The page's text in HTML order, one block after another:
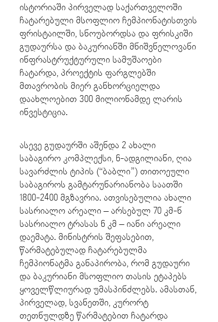
ისტორიაში პირველად საქართველოში
ჩატარებული მსოფლიო ჩემპიონატისთვის
ფრისტაილში, სნოუბორდსა და ფრისკიში
გუდაურსა და ბაკურიანში მნიშვნელოვანი
ინფრასტრუქტურული სამუშაოები
ჩატარდა, პროექტის ფარგლებში
მთავრობის მიერ განხორციელდა
დაახლოებით 300 მილიონამდე ლარის
ინვესტიცია.
ასევე გუდაურში აშენდა 2 ახალი
საბაგირო კომპლექსი, 6-ადგილიანი, ღია
სავარძლის ტიპის (“ბაბლი”) თითოეული
საბაგიროს გამტარუნარიანობა საათში
1800-2400 მგზავრია. ათვისებულია ახალი
სასრიალო არეალი – არსებულ 70 კმ-ნ
სასრიალო ტრასას 6 კმ – იანი არეალი
დაემატა. მინისტრის შეფასებით,
წარმატებულად ჩატარებულმა
ჩემპიონატმა განაპირობა, რომ გუდაური
და ბაკურიანი მსოფლიო თასის ეტაპებს
ყოველწლიურად უმასპინძლებს. ამასთან,
პირველად, სვანეთში, კურორტ
თეთნულდზე წარმატებით ჩატარდა